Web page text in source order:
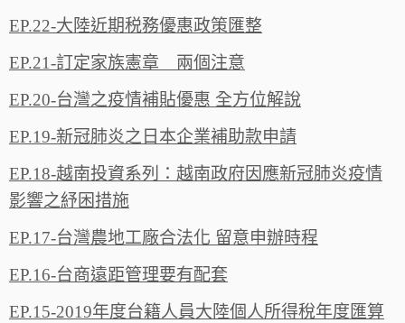
EP.22-大陸近期税務優惠政策匯整
EP.21-訂定家族憲章 兩個注意
EP.20-台灣之疫情補貼優惠 全方位解說
EP.19-新冠肺炎之日本企業補助款申請
EP.18-越南投資系列：越南政府因應新冠肺炎疫情
影響之紓困措施
EP.17-台灣農地工廠合法化 留意申辦時程
EP.16-台商遠距管理要有配套
EP.15-2019年度台籍人員大陸個人所得稅年度匯算